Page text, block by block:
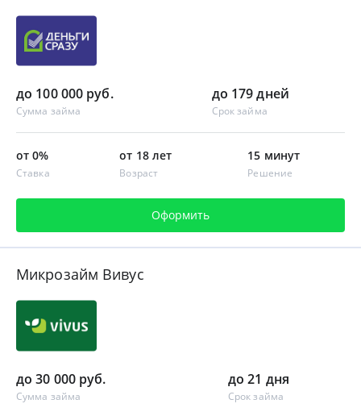
до 100 000 руб.
Сумма займа
до 179 дней
Срок займа
от 0%
Ставка
от 18 лет
Возраст
15 минут
Решение
Оформить
Микрозайм Вивус
до 30 000 руб.
Сумма займа
до 21 дня
Срок займа